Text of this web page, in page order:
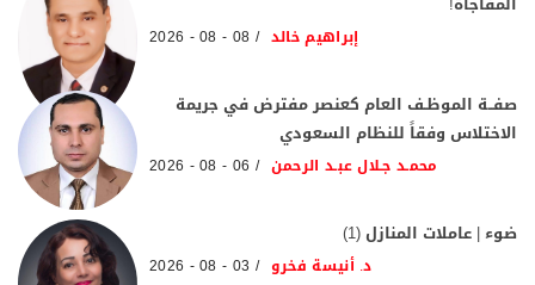
إبراهيم خالد 08 - 08 - 2026
صفــة الموظـف العام كعنصر مفترض في جريمة
الاختلاس وفقاً للنظام السعودي
محمـد جـلال عبـد الرحمن 06 - 08 - 2026
ضوء | عاملات المنازل (1)
د. أنيسة فخرو 03 - 08 - 2026